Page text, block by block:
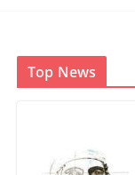
Top News